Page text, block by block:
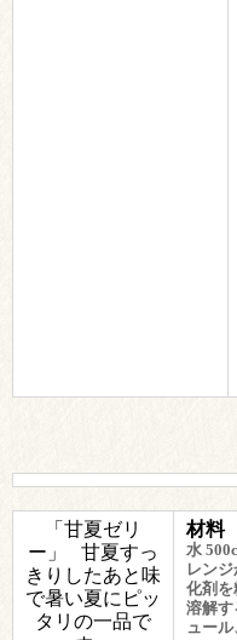
「甘夏ゼリ
ー」 甘夏すっ
きりしたあと味
で暑い夏にピッ
タリの一品で
材料
水
レン
化剤を
溶解す
ュール